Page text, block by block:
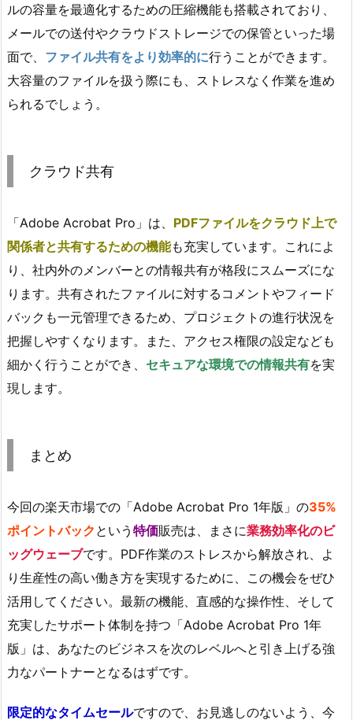
ルの容量を最適化するための圧縮機能も搭載されており、
メールでの送付やクラウドストレージでの保管といった場
面で、 ファイル共有をより効率的に行うことができます。
大容量のファイルを扱う際にも、ストレスなく作業を進め
られるでしょう。
クラウド共有
「Adobe Acrobat Pro」は、 PDFファイルをクラウド上で
関係者と共有するための機能も充実しています。これによ
り、社内外のメンバーとの情報共有が格段にスムーズにな
ります。共有されたファイルに対するコメントやフィード
バックも一元管理できるため、プロジェクトの進行状況を
把握しやすくなります。また、アクセス権限の設定なども
細かく行うことができ、 セキュアな環境での情報共有を実
現します。
まとめ
今回の楽天市場での「Adobe Acrobat Pro 1年版」の35%
ポイントバック という 特価販売は、まさに業務効率化のビ
ッグウェーブです。PDF作業のストレスから解放され、よ
り生産性の高い働き方を実現するために、この機会をぜひ
活用してください。最新の機能、直感的な操作性、そして
充実したサポート体制を持つ「Adobe Acrobat Pro 1年
版」は、あなたのビジネスを次のレベルへと引き上げる強
力なパートナーとなるはずです。
限定的なタイムセールですので、お見逃しのないよう、今